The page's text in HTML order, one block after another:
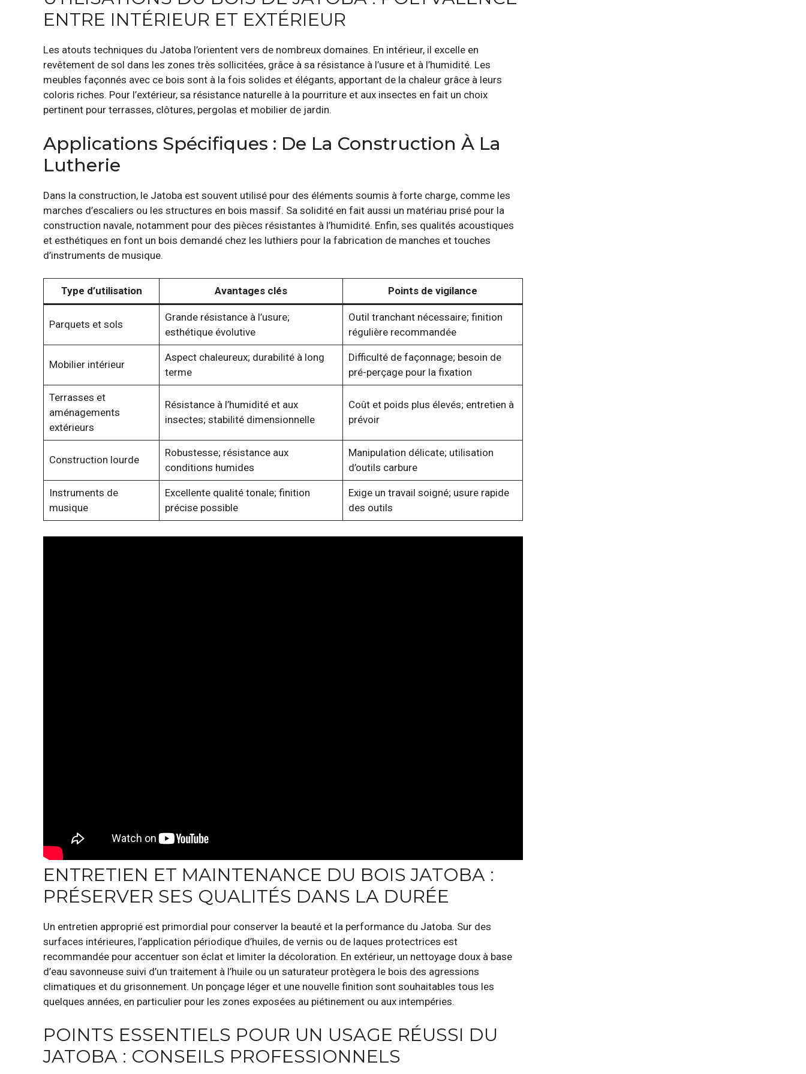
ENTRE INTÉRIEUR ET EXTÉRIEUR
Les atouts techniques du Jatoba l’orientent vers de nombreux domaines. En intérieur, il excelle en
revêtement de sol dans les zones très sollicitées, grâce à sa résistance à l’usure et à l’humidité. Les
meubles façonnés avec ce bois sont à la fois solides et élégants, apportant de la chaleur grâce à leurs
coloris riches. Pour l’extérieur, sa résistance naturelle à la pourriture et aux insectes en fait un choix
pertinent pour terrasses, clôtures, pergolas et mobilier de jardin.
Applications Spécifiques : De La Construction À La
Lutherie
Dans la construction, le Jatoba est souvent utilisé pour des éléments soumis à forte charge, comme les
marches d’escaliers ou les structures en bois massif. Sa solidité en fait aussi un matériau prisé pour la
construction navale, notamment pour des pièces résistantes à l’humidité. Enfin, ses qualités acoustiques
et esthétiques en font un bois demandé chez les luthiers pour la fabrication de manches et touches
d’instruments de musique.
Type d’utilisation Avantages clés Points de vigilance
Parquets et sols
Grande résistance à l’usure;
esthétique évolutive
Outil tranchant nécessaire; finition
régulière recommandée
Mobilier intérieur
Aspect chaleureux; durabilité à long
terme
Difficulté de façonnage; besoin de
pré-perçage pour la fixation
Terrasses et
aménagements
extérieurs
Résistance à l’humidité et aux
insectes; stabilité dimensionnelle
Coût et poids plus élevés; entretien à
prévoir
Construction lourde
Robustesse; résistance aux
conditions humides
Manipulation délicate; utilisation
d’outils carbure
Instruments de
musique
Excellente qualité tonale; finition
précise possible
Exige un travail soigné; usure rapide
des outils
ENTRETIEN ET MAINTENANCE DU BOIS JATOBA :
PRÉSERVER SES QUALITÉS DANS LA DURÉE
Un entretien approprié est primordial pour conserver la beauté et la performance du Jatoba. Sur des
surfaces intérieures, l’application périodique d’huiles, de vernis ou de laques protectrices est
recommandée pour accentuer son éclat et limiter la décoloration. En extérieur, un nettoyage doux à base
d’eau savonneuse suivi d’un traitement à l’huile ou un saturateur protègera le bois des agressions
climatiques et du grisonnement. Un ponçage léger et une nouvelle finition sont souhaitables tous les
quelques années, en particulier pour les zones exposées au piétinement ou aux intempéries.
POINTS ESSENTIELS POUR UN USAGE RÉUSSI DU
JATOBA : CONSEILS PROFESSIONNELS